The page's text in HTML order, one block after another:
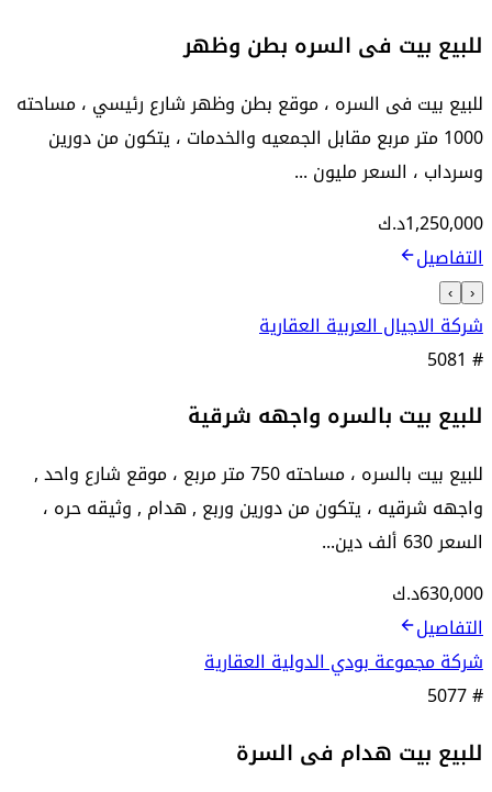
للبيع بيت فى السره بطن وظهر
للبيع بيت فى السره ، موقع بطن وظهر شارع رئيسي ، مساحته
1000 متر مربع مقابل الجمعيه والخدمات ، يتكون من دورين
وسرداب ، السعر مليون ...
1,250,000د.ك
التفاصيل
‹
›
شركة الاجيال العربية العقارية
5081 #
للبيع بيت بالسره واجهه شرقية
للبيع بيت بالسره ، مساحته 750 متر مربع ، موقع شارع واحد ,
واجهه شرقيه ، يتكون من دورين وربع , هدام , وثيقه حره ،
السعر 630 ألف دين...
630,000د.ك
التفاصيل
شركة مجموعة بودي الدولية العقارية
5077#
للبيع بيت هدام فى السرة